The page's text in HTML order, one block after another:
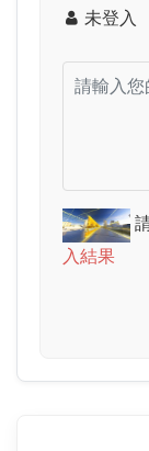
未登入
入結果